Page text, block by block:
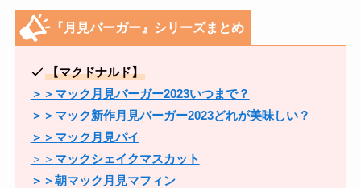
『月見バーガー』シリーズまとめ
【マクドナルド】
＞＞マック月見バーガー2023いつまで？
＞＞マック新作月見バーガー2023どれが美味しい？
＞＞マック月見パイ
＞＞ マックシェイクマスカット
＞＞朝マック月見マフィン